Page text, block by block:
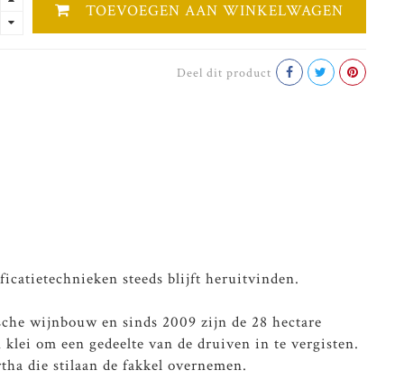
TOEVOEGEN AAN WINKELWAGEN
Deel dit product
steeds blijft heruitvinden.
wijnbouw en sinds 2009 zijn de 28 hectare
om een gedeelte van de druiven in te vergisten.
die stilaan de fakkel overnemen.